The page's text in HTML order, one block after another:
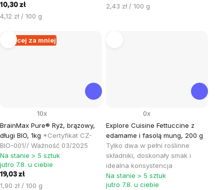
10,30 zł
Cena
4,12 zł / 100 g
Cena
2,43 zł / 100 g
Więcej za mniej
BrainMax Pure® Ryż, brązowy,
długi BIO, 1kg *Certyfikat CZ-
BIO-001// Ważność 03/2025
10x
Na stanie > 5 sztuk
jutro 7.8. u ciebie
19,03 zł
Cena
1,90 zł / 100 g
Explore Cuisine Fettuccine z
edamame i fasolą mung, 200 g
Tylko dwa w pełni roślinne
składniki, doskonały smak i
idealna konsystencja
0x
Na stanie > 5 sztuk
jutro 7.8. u ciebie